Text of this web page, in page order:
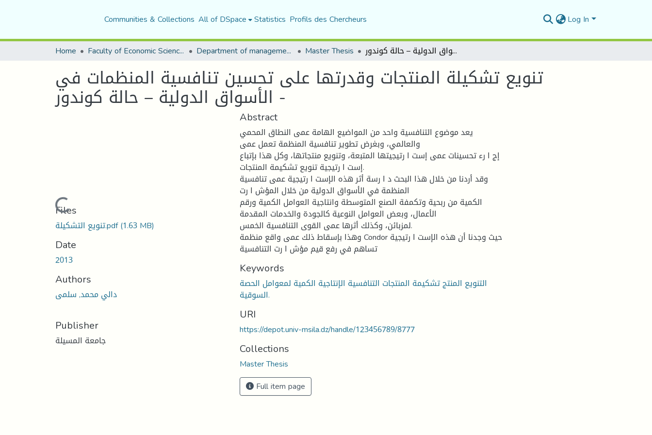
Communities & Collections All of DSpace Statistics Profils des Chercheurs Log In
Home Faculty of Economic Sciences, Commerce and Management Sciences Department of management sciences Master Thesis تنويع تشكيلة المنتجات وقدرتها على تحسين تنافسية المنظمات في الأسواق الدولية – حالة كوندور -
تنويع تشكيلة المنتجات وقدرتها على تحسين تنافسية المنظمات في
الأسواق الدولية – حالة كوندور -
Loading...
Files
تنويع التشكيلة.pdf(1.63 MB)
Date
2013
Authors
دالي محمد, سلمى
Publisher
جامعة المسيلة
Abstract
يعد موضوع التنافسية واحد من المواضيع الهامة عمى النطاق المحمي
والعالمي، وبغرض تطوير تنافسية المنظمة تعمل عمى
إج ا رء تحسينات عمى إست ا رتيجيتها المتبعة، وتنويع منتجاتها، وكل هذا بإتباع
إست ا رتيجية تنويع تشكيمة المنتجات.
وقد أردنا من خلال هذا البحث د ا رسة أثر هذه الإست ا رتيجية عمى تنافسية
المنظمة في الأسواق الدولية من خلال المؤش ا رت
الكمية من ربحية وتكمفة الصنع المتوسطة وانتاجية العوامل الكمية ورقم
الأعمال، وبعض العوامل النوعية كالجودة والخدمات المقدمة
لمزبائن، وكذلك أثرها عمى القوى التنافسية الخمس.
وهذا بإسقاط ذلك عمى واقع منظمة Condor حيث وجدنا أن هذه الإست ا رتيجية
تساهم في رفع قيم مؤش ا رت التنافسية
Keywords
التنويع المنتج تشكيمة المنتجات التنافسية الإنتاجية الكمية لمعوامل الحصة
السوقية.
URI
https://depot.univ-msila.dz/handle/123456789/8777
Collections
Master Thesis
Full item page